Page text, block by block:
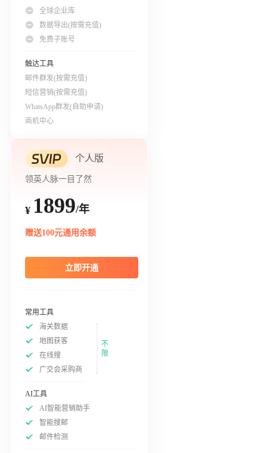
全球企业库
数据导出(按需充值)
免费子账号
触达工具
邮件群发(按需充值)
短信营销(按需充值)
WhatsApp群发(自助申请)
商机中心
个人版
领英人脉一目了然
¥ 1899/年
赠送100元通用余额
立即开通
常用工具
海关数据
地图获客
在线搜
广交会采购商
不
限
AI工具
AI智能营销助手
智能搜邮
邮件检测